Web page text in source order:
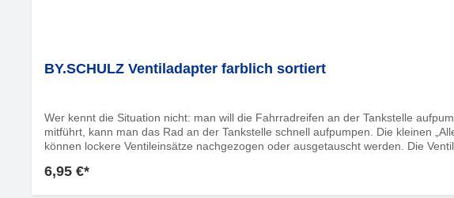
BY.SCHULZ Ventiladapter farblich sortiert
Wer kennt die Situation nicht: man will die Fahrradreifen an der Tankstelle
mitführt, kann man das Rad an der Tankstelle schnell aufpumpen. Die kleinen
können lockere Ventileinsätze nachgezogen oder ausgetauscht werden. Die
6,95 €*